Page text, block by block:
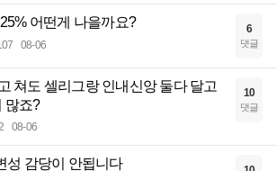
어떤게 나을까요?
08-06
6
댓글
쳐도 셀리그랑 인내신앙 둘다 달고
많죠?
08-06
10
댓글
성 감당이 안됩니다